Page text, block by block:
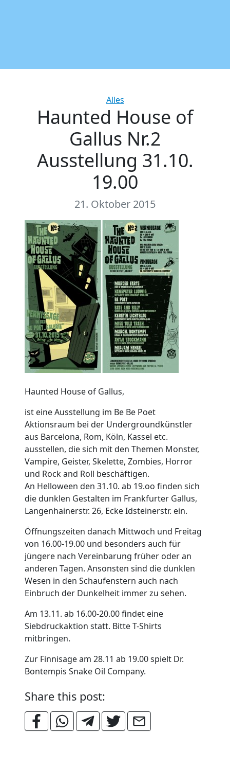
Categories
Alles
Haunted House of
Gallus Nr.2
Ausstellung 31.10.
19.00
21. Oktober 2015
Haunted House of Gallus,
ist eine Ausstellung im Be Be Poet
Aktionsraum bei der Undergroundkünstler
aus Barcelona, Rom, Köln, Kassel etc.
ausstellen, die sich mit den Themen Monster,
Vampire, Geister, Skelette, Zombies, Horror
und Rock and Roll beschäftigen.
An Helloween den 31.10. ab 19.oo finden sich
die dunklen Gestalten im Frankfurter Gallus,
Langenhainerstr. 26, Ecke Idsteinerstr. ein.
Öffnungszeiten danach Mittwoch und Freitag
von 16.00-19.00 und besonders auch für
jüngere nach Vereinbarung früher oder an
anderen Tagen. Ansonsten sind die dunklen
Wesen in den Schaufenstern auch nach
Einbruch der Dunkelheit immer zu sehen.
Am 13.11. ab 16.00-20.00 findet eine
Siebdruckaktion statt. Bitte T-Shirts
mitbringen.
Zur Finnisage am 28.11 ab 19.00 spielt Dr.
Bontempis Snake Oil Company.
Share this post: